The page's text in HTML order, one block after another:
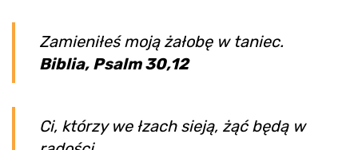
Zamieniłeś moją żałobę w taniec.
Biblia, Psalm 30,12
Ci, którzy we łzach sieją, żąć będą w